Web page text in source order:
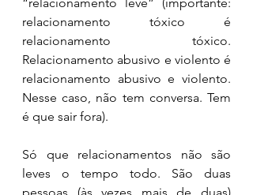
relacionamento tóxico é
relacionamento tóxico.
Relacionamento abusivo e violento é
relacionamento abusivo e violento.
Nesse caso, não tem conversa. Tem
é que sair fora).
Só que relacionamentos não são
leves o tempo todo. São duas